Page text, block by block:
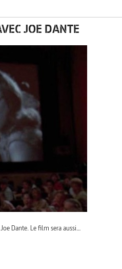
JOE DANTE
Dante. Le film sera aussi…